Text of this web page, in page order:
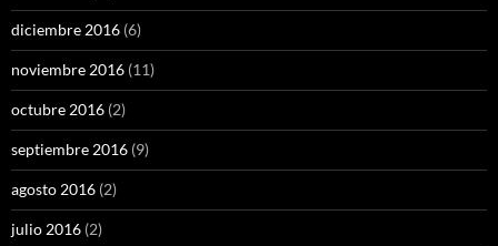
diciembre 2016 (6)
noviembre 2016 (11)
octubre 2016 (2)
septiembre 2016 (9)
agosto 2016 (2)
julio 2016 (2)